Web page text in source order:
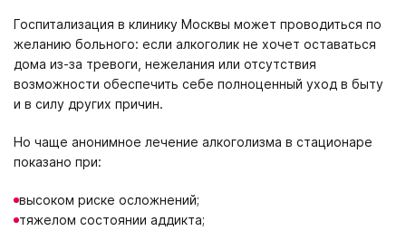
Госпитализация в клинику Москвы может проводиться по
желанию больного: если алкоголик не хочет оставаться
дома из-за тревоги, нежелания или отсутствия
возможности обеспечить себе полноценный уход в быту
и в силу других причин.
Но чаще анонимное лечение алкоголизма в стационаре
показано при:
высоком риске осложнений;
тяжелом состоянии аддикта;
Получить консультацию
Нажимая кнопку «Получить консультацию», вы соглашаетесь
Оставить отзыв
Нажимая кнопку «Оставить отзыв», вы соглашаетесь с
политикой конфиденциальности
Владивосток Екатеринбург